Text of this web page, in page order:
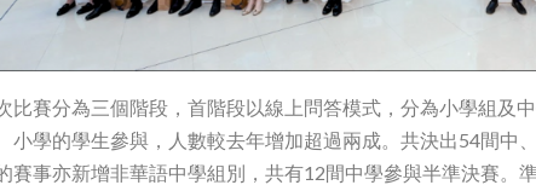
比賽分為三個階段，首階段以線上問答模式，分為小學組及
小學的學生參與，人數較去年增加超過兩成。共決出54間中
賽事亦新增非華語中學組別，共有12間中學參與半準決賽。